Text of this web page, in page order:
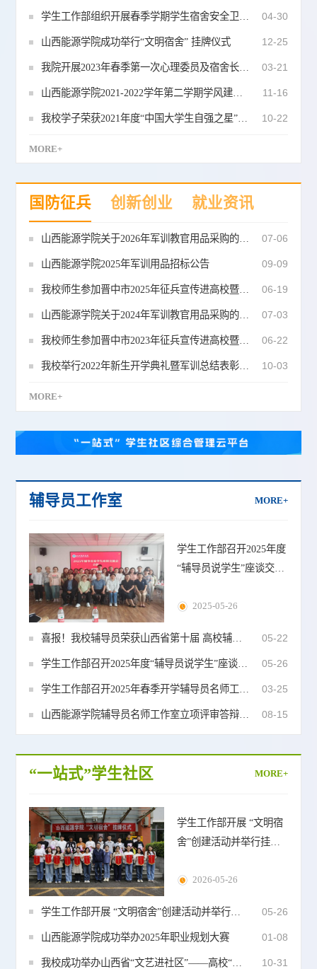
学生工作部组织开展春季学期学生宿舍安全卫生大检查 04-30
山西能源学院成功举行“文明宿舍” 挂牌仪式 12-25
我院开展2023年春季第一次心理委员及宿舍长工作指导培训 03-21
山西能源学院2021-2022学年第二学期学风建设实施方案 11-16
我校学子荣获2021年度“中国大学生自强之星”称号 10-22
MORE+
国防征兵 创新创业 就业资讯
山西能源学院关于2026年军训教官用品采购的招标 07-06
山西能源学院2025年军训用品招标公告 09-09
我校师生参加晋中市2025年征兵宣传进高校暨高校征兵启动仪式 06-19
山西能源学院关于2024年军训教官用品采购的招标 07-03
我校师生参加晋中市2023年征兵宣传进高校暨高校征兵启动仪式 06-22
我校举行2022年新生开学典礼暨军训总结表彰大会 10-03
MORE+
辅导员工作室 MORE+
学生工作部召开2025年度
“辅导员说学生”座谈交流
2025-05-26
喜报！我校辅导员荣获山西省第十届 高校辅导员素质能力大赛二等奖 05-22
学生工作部召开2025年度“辅导员说学生”座谈交流会 05-26
学生工作部召开2025年春季开学辅导员名师工作室建设推进会 03-25
山西能源学院辅导员名师工作室立项评审答辩工作圆满完成 08-15
“一站式”学生社区 MORE+
学生工作部开展 “文明宿
舍”创建活动并举行挂牌
2026-05-26
学生工作部开展 “文明宿舍”创建活动并举行挂牌仪式 05-26
山西能源学院成功举办2025年职业规划大赛 01-08
我校成功举办山西省“文艺进社区”——高校“一站式”学生社区共建活动暨山西省群众文化活动网络摄影大赛优秀作品展 10-31